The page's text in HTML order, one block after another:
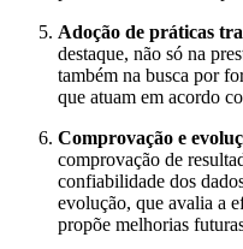
Adoção de práticas
destaque, não só na
também na busca por
que atuam em acordo
Comprovação e
comprovação de
confiabilidade dos
evolução, que avalia a
propõe melhorias